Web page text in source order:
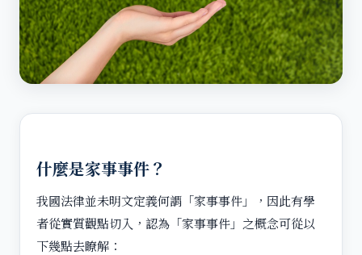
什麼是家事事件？
我國法律並未明文定義何謂「家事事件」，因此有學
者從實質觀點切入，認為「家事事件」之概念可從以
下幾點去瞭解：